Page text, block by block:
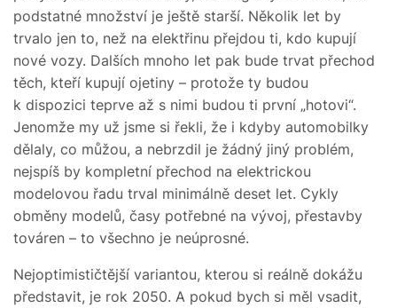
podstatné množství je ještě starší. Několik let by
trvalo jen to, než na elektřinu přejdou ti, kdo kupují
nové vozy. Dalších mnoho let pak bude trvat přechod
těch, kteří kupují ojetiny – protože ty budou
k dispozici teprve až s nimi budou ti první „hotovi“.
Jenomže my už jsme si řekli, že i kdyby automobilky
dělaly, co můžou, a nebrzdil je žádný jiný problém,
nejspíš by kompletní přechod na elektrickou
modelovou řadu trval minimálně deset let. Cykly
obměny modelů, časy potřebné na vývoj, přestavby
továren – to všechno je neúprosné.
Nejoptimističtější variantou, kterou si reálně dokážu
představit, je rok 2050. A pokud bych si měl vsadit,